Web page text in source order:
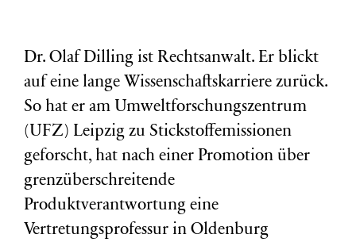
Dr. Olaf Dilling ist Rechtsanwalt. Er blickt
auf eine lange Wissenschaftskarriere zurück.
So hat er am Umweltforschungszentrum
(UFZ) Leipzig zu Stickstoffemissionen
geforscht, hat nach einer Promotion über
grenzüberschreitende
Produktverantwortung eine
Vertretungsprofessur in Oldenburg